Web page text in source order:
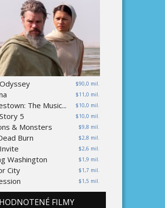
$90,0 mil.
$11,0 mil.
$10,0 mil.
The Music...
$10,0 mil.
5
$9,8 mil.
& Monsters
$2,8 mil.
Burn
$2,6 mil.
$1,9 mil.
Washington
$1,7 mil.
City
$1,5 mil.
FILMY